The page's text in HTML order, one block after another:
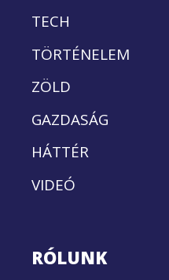
TECH
TÖRTÉNELEM
ZÖLD
GAZDASÁG
HÁTTÉR
VIDEÓ
RÓLUNK